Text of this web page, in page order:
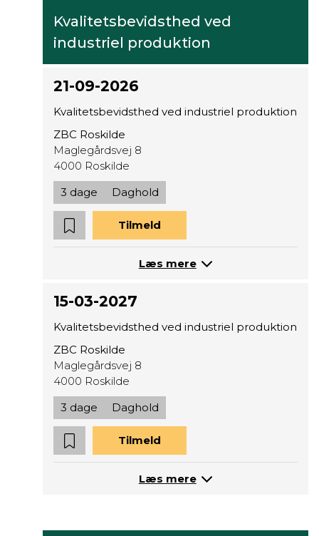
Kvalitetsbevidsthed ved
industriel produktion
21-09-2026
Kvalitetsbevidsthed ved industriel produktion
ZBC Roskilde
Maglegårdsvej 8
4000 Roskilde
3 dage
Daghold
Tilmeld
Læs mere
15-03-2027
Kvalitetsbevidsthed ved industriel produktion
ZBC Roskilde
Maglegårdsvej 8
4000 Roskilde
3 dage
Daghold
Tilmeld
Læs mere